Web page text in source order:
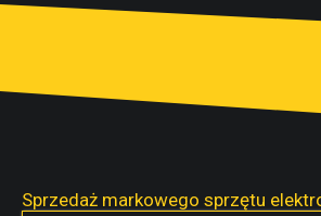
Sprzedaż markowego sprzętu